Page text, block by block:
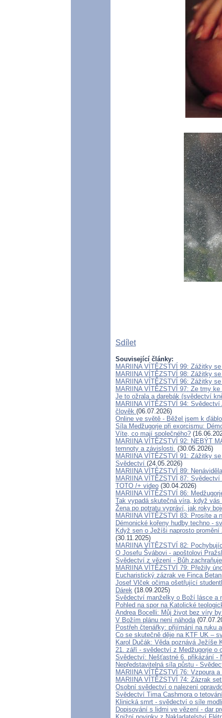
Sdílet
Související články:
MARIINA VÍTĚZSTVÍ 99: Zážitky
MARIINA VÍTĚZSTVÍ 98: Zážitky
MARIINA VÍTĚZSTVÍ 96: Zážitky
MARIINA VÍTĚZSTVÍ 97: Ze tmy
Je to ožrala a darebák (svědectví
MARIINA VÍTĚZSTVÍ 94:
člověk (06.07.2026)
Online ve světě - Běžel jsem k
Síla Medžugorje při exorcismu:
Víte, co mají společného?
MARIINA VÍTĚZSTVÍ 92: NEBÝT
temnoty a závislosti. (30.05.2026)
MARIINA VÍTĚZSTVÍ 91: Zážitky
Svědectví (24.05.2026)
MARIINA VÍTĚZSTVÍ 89:
MARIINA VÍTĚZSTVÍ 87:
TOTO /+ video (30.04.2026)
MARIINA VÍTĚZSTVÍ 86:
Tak vypadá skutečná víra, když
Žena po potratu vypráví, jak roky
MARIINA VÍTĚZSTVÍ 83: Prosíte a
Démonické kořeny hudby techno -
Když sen o Ježíši naprosto
(30.11.2025)
MARIINA VÍTĚZSTVÍ 82:
O Josefu Švábovi - apoštolovi
Svědectví z vězení - Bůh zachraňuje
MARIINA VÍTĚZSTVÍ 79: Přežily
Eucharistický zázrak ve Finca
Josef Vlček očima ošetřující
Dárek (18.09.2025)
Svědectví manželky o Boží lásce a
Pohled na spor na Katolické
Andrea Bocelli: Můj život bez víry
V Božím plánu není náhoda
Postřeh čtenářky: přijímání na
Co se skutečně děje na KTF UK –
Karol Dučák: Věda poznává Ježíše
21. září - svědectví z Medžugorje o
Svědectví: Nešťastné 6. přikázání -
Nepředstavitelná síla půstu -
MARIINA VÍTĚZSTVÍ 76: Vzpoura
MARIINA VÍTĚZSTVÍ 74: Zázrak
Osobní svědectví o nalezení
Svědectví Tima Cashmora o
Klinická smrt - svědectví o síle
Dopisování s lidmi ve vězení - dar